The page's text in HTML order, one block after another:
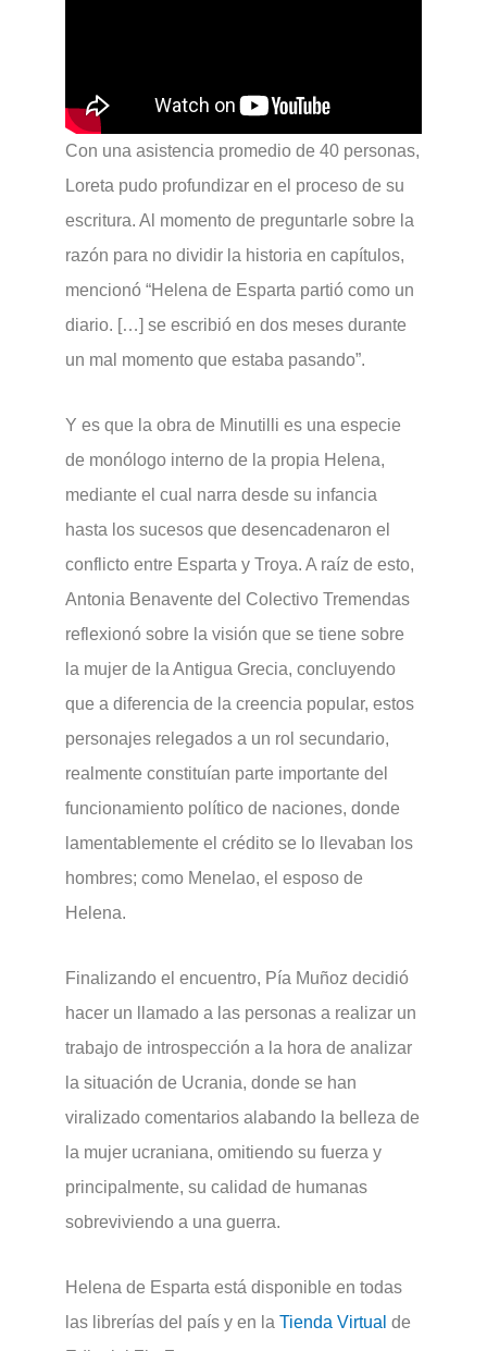
Con una asistencia promedio de 40 personas,
Loreta pudo profundizar en el proceso de su
escritura. Al momento de preguntarle sobre la
razón para no dividir la historia en capítulos,
mencionó “Helena de Esparta partió como un
diario. […] se escribió en dos meses durante
un mal momento que estaba pasando”.
Y es que la obra de Minutilli es una especie
de monólogo interno de la propia Helena,
mediante el cual narra desde su infancia
hasta los sucesos que desencadenaron el
conflicto entre Esparta y Troya. A raíz de esto,
Antonia Benavente del Colectivo Tremendas
reflexionó sobre la visión que se tiene sobre
la mujer de la Antigua Grecia, concluyendo
que a diferencia de la creencia popular, estos
personajes relegados a un rol secundario,
realmente constituían parte importante del
funcionamiento político de naciones, donde
lamentablemente el crédito se lo llevaban los
hombres; como Menelao, el esposo de
Helena.
Finalizando el encuentro, Pía Muñoz decidió
hacer un llamado a las personas a realizar un
trabajo de introspección a la hora de analizar
la situación de Ucrania, donde se han
viralizado comentarios alabando la belleza de
la mujer ucraniana, omitiendo su fuerza y
principalmente, su calidad de humanas
sobreviviendo a una guerra.
Helena de Esparta está disponible en todas
las librerías del país y en la Tienda Virtual de